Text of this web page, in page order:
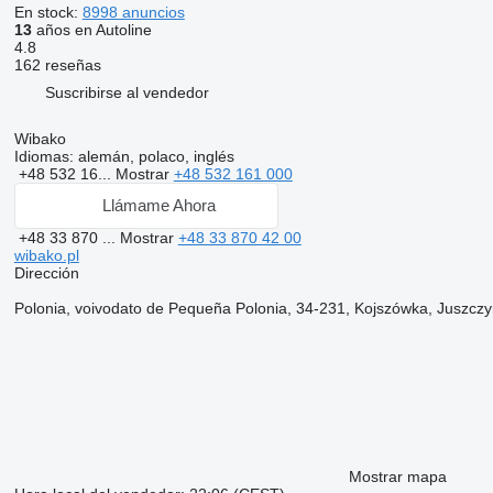
En stock: 8998 anuncios
13años en Autoline
4.8
162 reseñas
Suscribirse al vendedor
Wibako
Idiomas: alemán, polaco, inglés
+48 532 16... Mostrar +48 532 161 000
Llámame Ahora
+48 33 870 ... Mostrar +48 33 870 42 00
wibako.pl
Dirección
Polonia, voivodato de Pequeña Polonia, 34-231, Kojszówka,
Mostrar mapa